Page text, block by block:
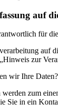
auf
für
auf
zur
wir Ihre Daten?
zum
Sie in ein